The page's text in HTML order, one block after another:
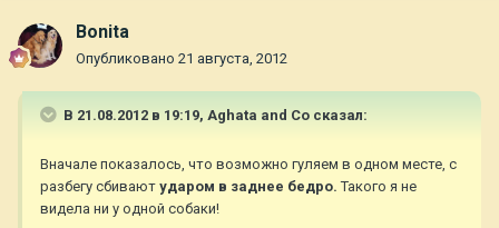
Bonita
Опубликовано 21 августа, 2012
В 21.08.2012 в 19:19, Aghata and Co сказал:
Вначале показалось, что возможно гуляем в одном месте, с
разбегу сбивают ударом в заднее бедро.Такого я не
видела ни у одной собаки!